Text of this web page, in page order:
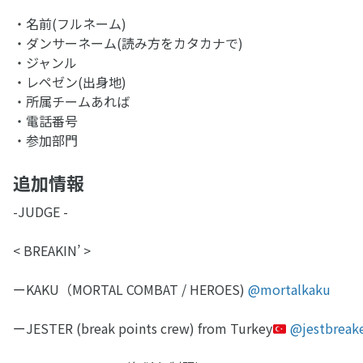
・名前(フルネーム)
・ダンサーネーム(読み方をカタカナで)
・ジャンル
・レペゼン(出身地)
・所属チームあれば
・電話番号
・参加部門
追加情報
-JUDGE -
< BREAKIN’ >
ーKAKU（MORTAL COMBAT / HEROES) @mortalkaku
ーJESTER (break points crew) from Turkey